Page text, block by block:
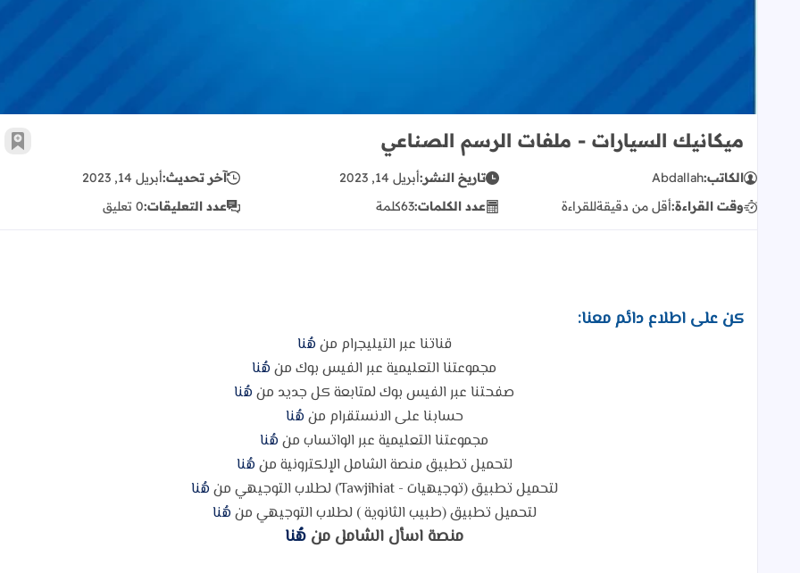
ميكانيك السيارات - ملفات الرسم الصناعي
الكاتب:Abdallah تاريخ النشر:أبريل 14, 2023 آخر تحديث:أبريل 14, 2023
وقت القراءة:أقل من دقيقةللقراءة عدد الكلمات:63كلمة عدد التعليقات:0 تعليق
كن على اطلاع دائم معنا:
قناتنا عبر التيليجرام منهُنا
مجموعتنا التعليمية عبر الفيس بوك منهُنا
صفحتنا عبر الفيس بوك لمتابعة كل جديد منهُنا
حسابنا على الانستقرام منهُنا
مجموعتنا التعليمية عبر الواتساب منهُنا
لتحميل تطبيق منصة الشامل الإلكترونية منهُنا
لتحميل تطبيق (توجيهيات - Tawjihiat) لطلاب التوجيهي من
هُنا
لتحميل تطبيق (طبيب الثانوية ) لطلاب التوجيهي منهُنا
منصة اسأل الشامل من هُنا